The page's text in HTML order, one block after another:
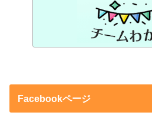
Facebookページ